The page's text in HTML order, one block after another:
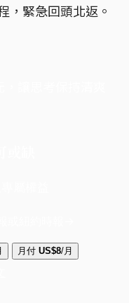
，緊急回頭北返。
月付 US$8/月